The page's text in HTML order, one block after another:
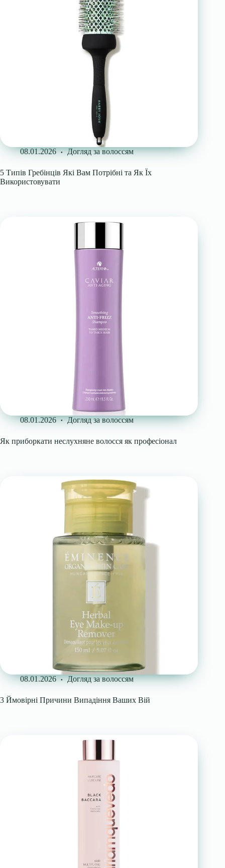
08.01.2026 Догляд за волоссям
5 Типів Гребінців Які Вам Потрібні та Як Їх
Використовувати
08.01.2026 Догляд за волоссям
Як приборкати неслухняне волосся як професіонал
08.01.2026 Догляд за волоссям
3 Ймовірні Причини Випадіння Ваших Вій